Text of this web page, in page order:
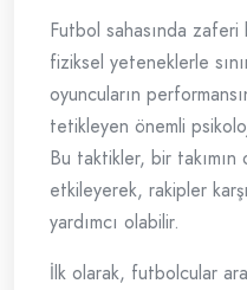
Futbol sahasında
fiziksel yeteneklerle
oyuncuların
tetikleyen önemli
Bu taktikler, bir takımın
etkileyerek, rakipler
yardımcı olabilir.
İlk olarak, futbolcular